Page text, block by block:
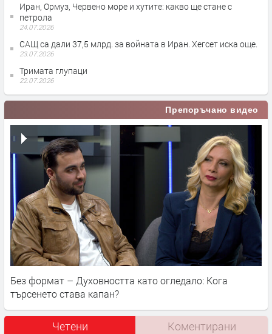
Иран, Ормуз, Червено море и хутите: какво ще стане с
петрола
24.07.2026
САЩ са дали 37,5 млрд. за войната в Иран. Хегсет иска още.
23.07.2026
Тримата глупаци
22.07.2026
Препоръчано видео
Без формат – Духовността като огледало: Кога
търсенето става капан?
Четени Коментирани